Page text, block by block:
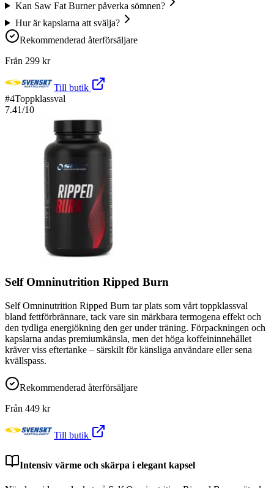
Kan Saw Fat Burner påverka sömnen?
Hur är kapslarna att svälja?
Rekommenderad återförsäljare
Från 299 kr
Till butik
#4Toppklassval
7.41/10
Self Omninutrition Ripped Burn
Self Omninutrition Ripped Burn tar plats som vårt toppklassval
bland fettförbrännare, tack vare sin märkbara termogena effekt och
den tydliga energiökning den ger under träning. Förpackningen och
kapslarna andas premiumkänsla, men det höga koffeininnehållet
kräver viss eftertanke – särskilt för känsliga användare eller sena
kvällspass.
Rekommenderad återförsäljare
Från 449 kr
Till butik
Intensiv värme och skärpa i elegant kapsel